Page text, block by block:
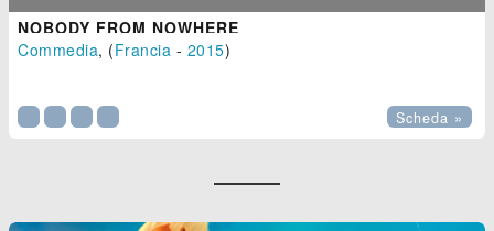
NOBODY FROM NOWHERE
Commedia, (Francia - 2015)
Scheda »